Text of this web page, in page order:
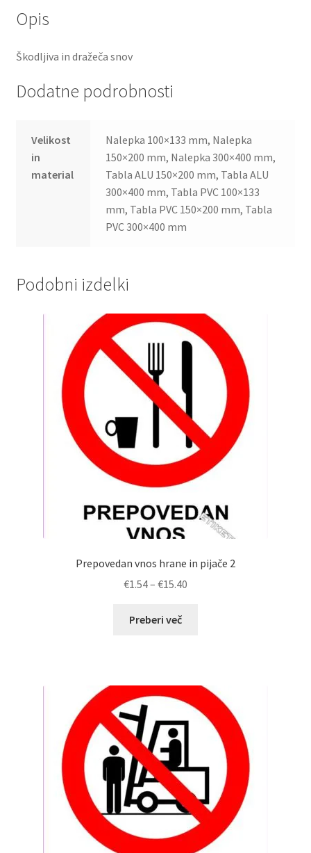
Opis
Škodljiva in dražeča snov
Dodatne podrobnosti
Velikost
in
material
Nalepka 100×133 mm, Nalepka
150×200 mm, Nalepka 300×400 mm,
Tabla ALU 150×200 mm, Tabla ALU
300×400 mm, Tabla PVC 100×133
mm, Tabla PVC 150×200 mm, Tabla
PVC 300×400 mm
Podobni izdelki
Prepovedan vnos hrane in pijače 2
€1.54– €15.40
Preberi več